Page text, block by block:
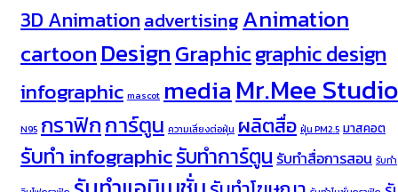
3D AnimationadvertisingAnimation
cartoonDesignGraphicgraphic design
infographic mascot mediaMr.Mee Studio
N95 กราฟิกการ์ตูน ความเสี่ยงต่อฝุ่น ผลิตสื่อ ฝุ่น PM2.5 มาสคอต
รับทำ infographicรับทำการ์ตูน รับทำสื่อการสอน รับทำ